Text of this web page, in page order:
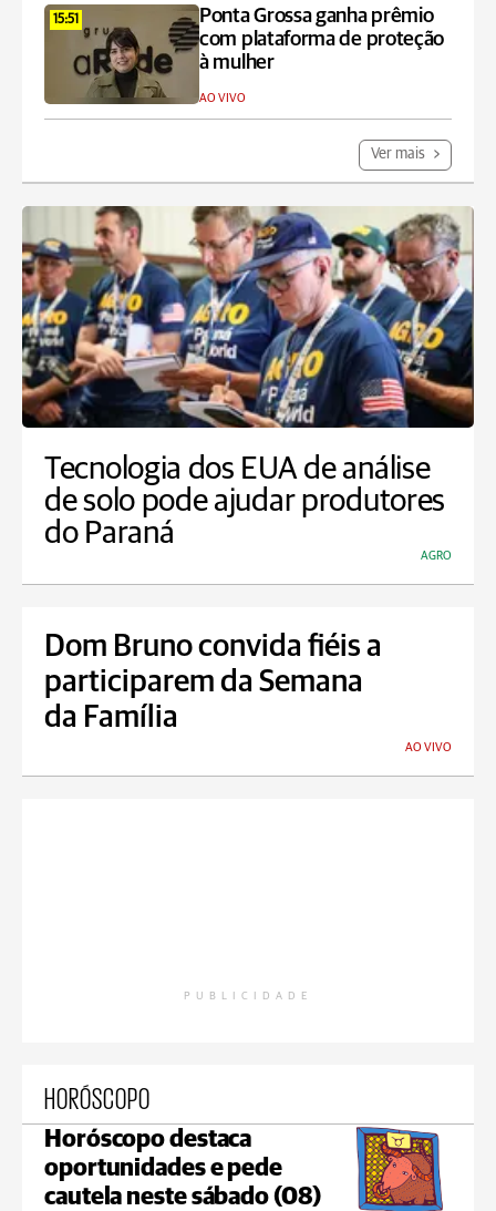
15:51
Ponta Grossa ganha prêmio
com plataforma de proteção
à mulher
AO VIVO
Ver mais
Tecnologia dos EUA de análise
de solo pode ajudar produtores
do Paraná
AGRO
Dom Bruno convida fiéis a
participarem da Semana
da Família
AO VIVO
PUBLICIDADE
HORÓSCOPO
Horóscopo destaca
oportunidades e pede
cautela neste sábado (08)